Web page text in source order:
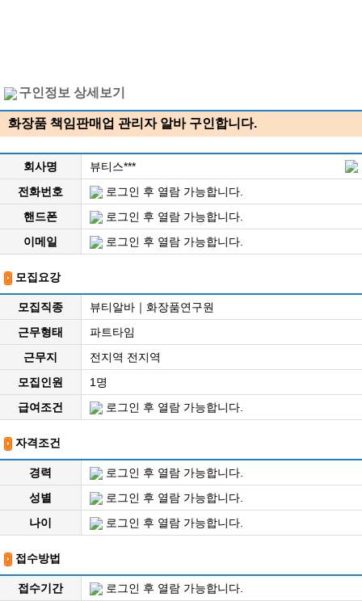
구인정보 상세보기
화장품 책임판매업 관리자 알바 구인합니다.
회사명
뷰티스***
전화번호
로그인 후 열람 가능합니다.
핸드폰
로그인 후 열람 가능합니다.
이메일
로그인 후 열람 가능합니다.
모집요강
모집직종
뷰티알바｜화장품연구원
근무형태
파트타임
근무지
전지역 전지역
모집인원
1명
급여조건
로그인 후 열람 가능합니다.
자격조건
경력
로그인 후 열람 가능합니다.
성별
로그인 후 열람 가능합니다.
나이
로그인 후 열람 가능합니다.
접수방법
접수기간 로그인 후 열람 가능합니다.